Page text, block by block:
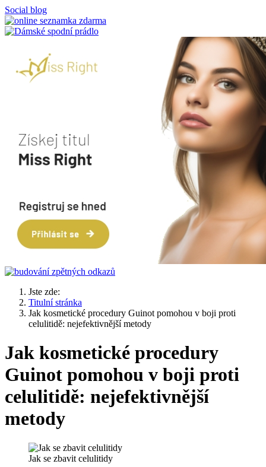
Social blog
Jste zde:
Titulní stránka
Jak kosmetické procedury Guinot pomohou v boji proti
celulitidě: nejefektivnější metody
Jak kosmetické procedury
Guinot pomohou v boji proti
celulitidě: nejefektivnější
metody
Jak se zbavit celulitidy